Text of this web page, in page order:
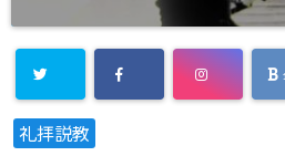
1
礼拝説教